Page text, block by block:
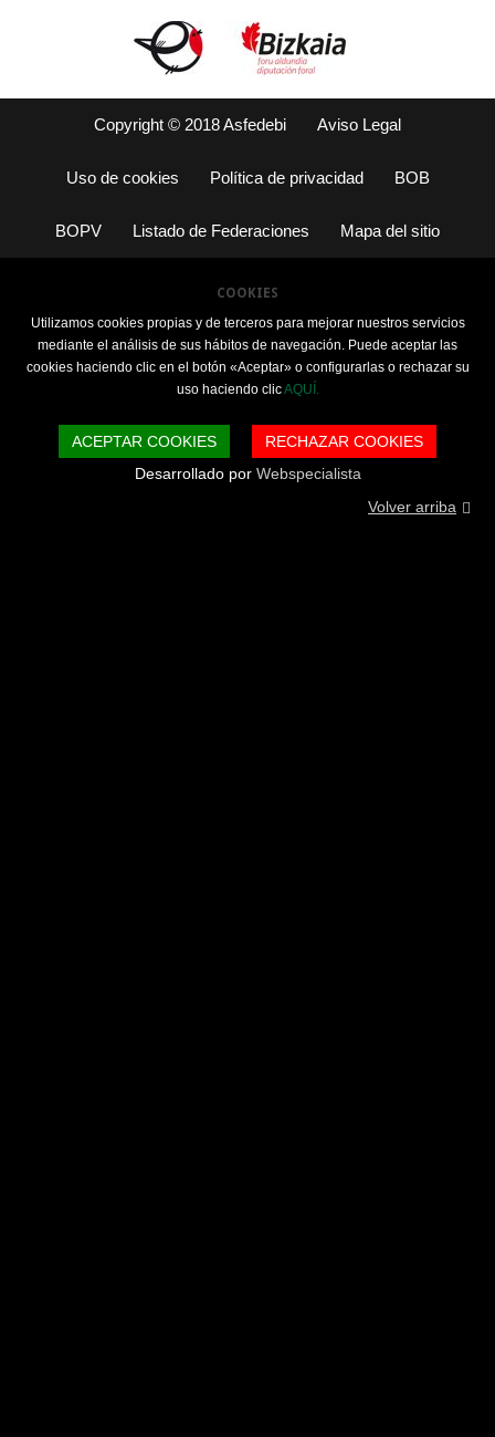
Copyright © 2018 Asfedebi Aviso Legal
Uso de cookies Política de privacidad BOB
BOPV Listado de Federaciones Mapa del sitio
COOKIES
Utilizamos cookies propias y de terceros para mejorar nuestros servicios
mediante el análisis de sus hábitos de navegación. Puede aceptar las
cookies haciendo clic en el botón «Aceptar» o configurarlas o rechazar su
uso haciendo clicAQUÍ.
ACEPTAR COOKIES
RECHAZAR COOKIES
Desarrollado por Webspecialista
Volver arriba